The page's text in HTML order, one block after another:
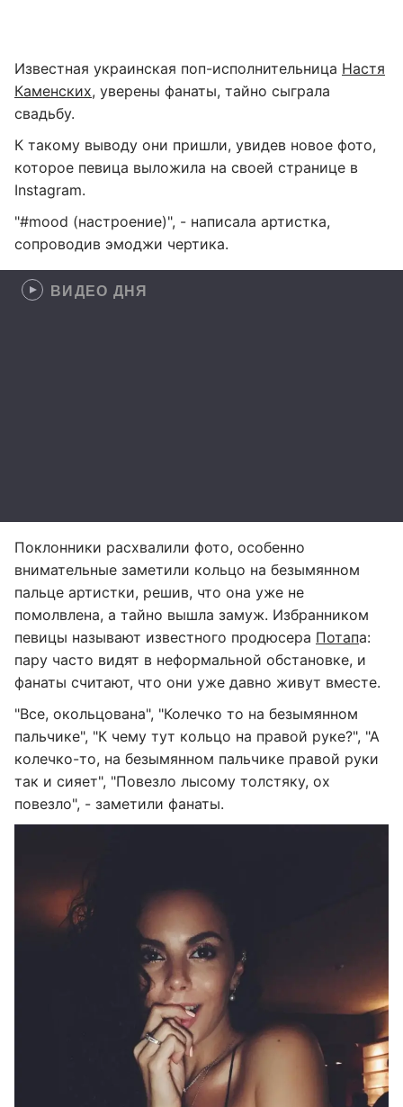
Известная украинская поп-исполнительница Настя
Каменских, уверены фанаты, тайно сыграла
свадьбу.
К такому выводу они пришли, увидев новое фото,
которое певица выложила на своей странице в
Instagram.
"#mood (настроение)", - написала артистка,
сопроводив эмоджи чертика.
ВИДЕО ДНЯ
Поклонники расхвалили фото, особенно
внимательные заметили кольцо на безымянном
пальце артистки, решив, что она уже не
помолвлена, а тайно вышла замуж. Избранником
певицы называют известного продюсера Потапа:
пару часто видят в неформальной обстановке, и
фанаты считают, что они уже давно живут вместе.
"Все, окольцована", "Колечко то на безымянном
пальчике", "К чему тут кольцо на правой руке?", "А
колечко-то, на безымянном пальчике правой руки
так и сияет", "Повезло лысому толстяку, ох
повезло", - заметили фанаты.